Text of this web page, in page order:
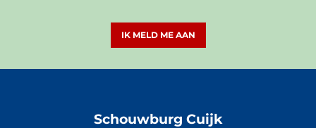
IK MELD ME AAN
Schouwburg Cuijk